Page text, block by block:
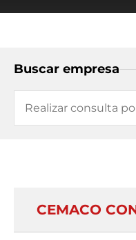
Buscar empresa
CEMACO